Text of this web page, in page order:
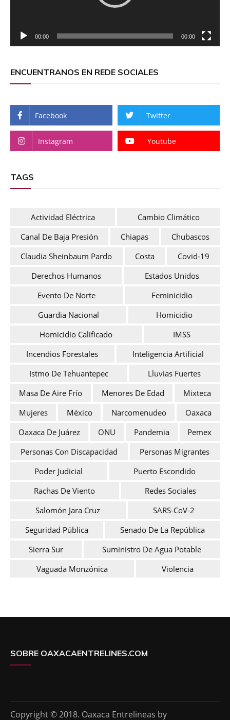
00:00 00:00
ENCUENTRANOS EN REDE SOCIALES
Facebook Twitter
Instagram Youtube
TAGS
Actividad Eléctrica
Cambio Climático
Canal De Baja Presión
Chiapas
Chubascos
Claudia Sheinbaum Pardo
Costa
Covid-19
Derechos Humanos
Estados Unidos
Evento De Norte
Feminicidio
Guardia Nacional
Homicidio
Homicidio Calificado
IMSS
Incendios Forestales
Inteligencia Artificial
Istmo De Tehuantepec
Lluvias Fuertes
Masa De Aire Frío
Menores De Edad
Mixteca
Mujeres
México Narcomenudeo
Oaxaca
Oaxaca De Juárez
ONU Pandemia
Pemex
Personas Con Discapacidad
Personas Migrantes
Poder Judicial
Puerto Escondido
Rachas De Viento
Redes Sociales
Salomón Jara Cruz
SARS-CoV-2
Seguridad Pública
Senado De La República
Sierra Sur
Suministro De Agua Potable
Vaguada Monzónica
Violencia
SOBRE OAXACAENTRELINES.COM
Copyright © 2018. Oaxaca Entrelineas by